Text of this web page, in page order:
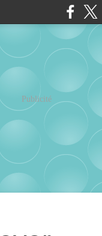
Publicité